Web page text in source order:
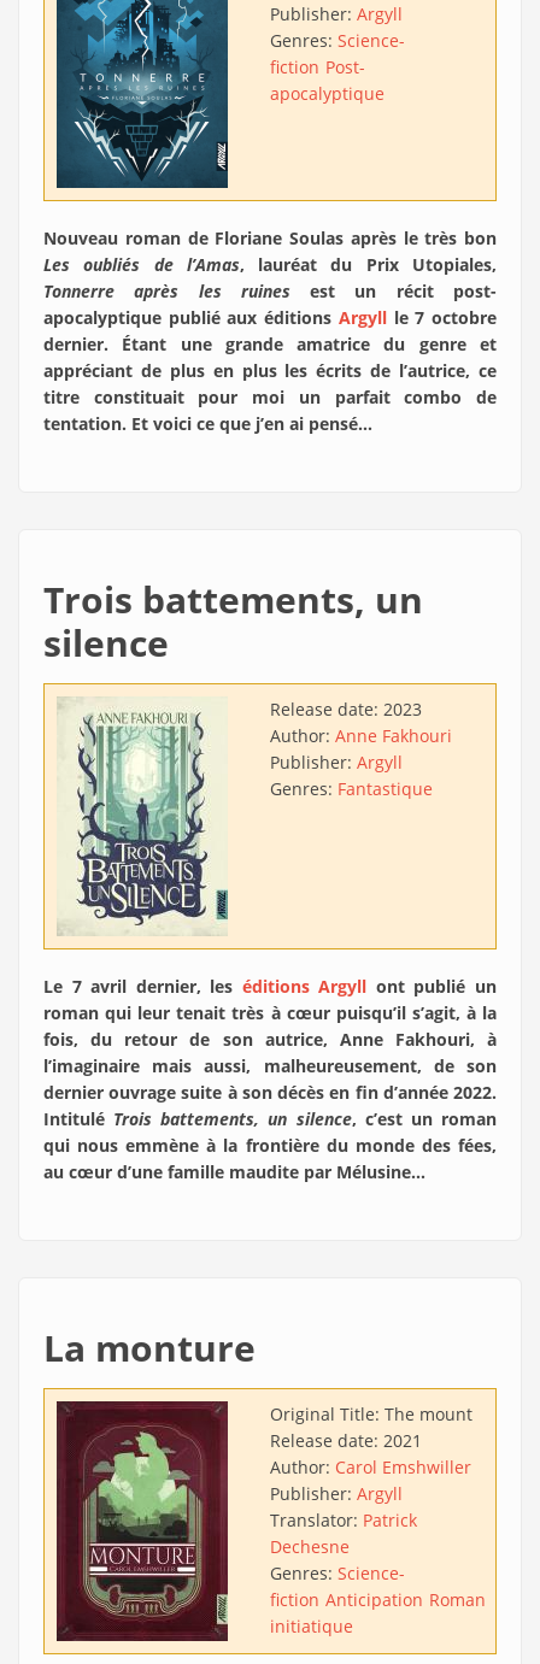
Publisher: Argyll
Genres: Science-
fiction Post-
apocalyptique
Nouveau roman de Floriane Soulas après le très bon
Les oubliés de l’Amas, lauréat du Prix Utopiales,
Tonnerre après les ruines est un récit post-
apocalyptique publié aux éditions Argyllle 7 octobre
dernier. Étant une grande amatrice du genre et
appréciant de plus en plus les écrits de l’autrice, ce
titre constituait pour moi un parfait combo de
tentation. Et voici ce que j’en ai pensé…
Trois battements, un
silence
Release date: 2023
Author: Anne Fakhouri
Publisher: Argyll
Genres: Fantastique
Le 7 avril dernier, les éditions Argyll ont publié un
roman qui leur tenait très à cœur puisqu’il s’agit, à la
fois, du retour de son autrice, Anne Fakhouri, à
l’imaginaire mais aussi, malheureusement, de son
dernier ouvrage suite à son décès en fin d’année 2022.
Intitulé Trois battements, un silence, c’est un roman
qui nous emmène à la frontière du monde des fées,
au cœur d’une famille maudite par Mélusine…
La monture
Original Title: The mount
Release date: 2021
Author: Carol Emshwiller
Publisher: Argyll
Translator: Patrick
Dechesne
Genres: Science-
fiction Anticipation Roman
initiatique